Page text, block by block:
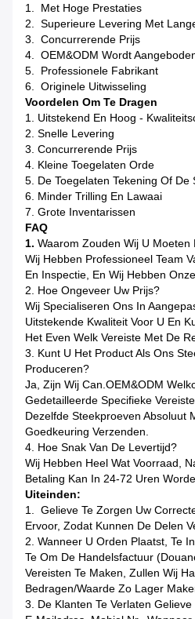
1. Met Hoge Prestaties
2. Superieure Levering Met
3. Concurrerende Prijs
4. OEM&ODM Wordt
5. Professionele Fabrikant
6. Originele Uitwisseling
Voordelen Om Te Dragen
1. Uitstekend En Hoog -
2. Snelle Levering
3. Concurrerende Prijs
4. Kleine Toegelaten Orde
5. De Toegelaten Tekening Of De
6. Minder Trilling En Lawaai
7. Grote Inventarissen
FAQ
1. Waarom Zouden Wij U Moeten
Wij Hebben Professioneel Team
En Inspectie, En Wij Hebben
2. Hoe Ongeveer Uw Prijs?
Wij Specialiseren Ons In
Uitstekende Kwaliteit Voor U En
Het Even Welk Vereiste Met De
3. Kunt U Het Product Als Ons
Produceren?
Ja, Zijn Wij Can.OEM&ODM
Gedetailleerde Specifieke
Dezelfde Steekproeven Absoluut
Goedkeuring Verzenden.
4. Hoe Snak Van De Levertijd?
Wij Hebben Heel Wat Voorraad,
Betaling Kan In 24-72 Uren
Uiteinden:
1. Gelieve Te Zorgen Uw
Ervoor, Zodat Kunnen De Delen
2. Wanneer U Orden Plaatst, Te
Te Om De Handelsfactuur
Vereisten Te Maken, Zullen Wij
Bedragen/waarde Zo Lager
3. De Klanten Te Verlaten